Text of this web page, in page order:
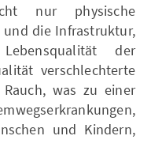
nur physische
die Infrastruktur,
der
verschlechterte
was zu einer
und Kindern,